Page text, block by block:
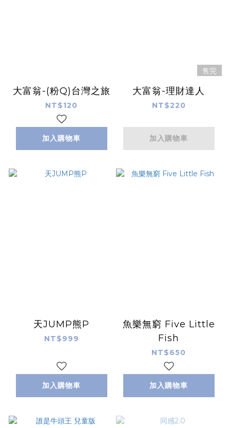
大富翁-(粉Q)台灣之旅
NT$120
加入購物車
售完
大富翁-理財達人
NT$220
加入購物車
天JUMP熊P
NT$999
加入購物車
魚樂無窮 Five Little
Fish
NT$650
加入購物車